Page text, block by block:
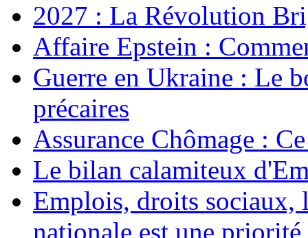
2027 : La Révolution
Affaire Epstein :
Guerre en Ukraine : Le
précaires
Assurance Chômage :
Le bilan calamiteux
Emplois, droits sociaux,
nationale est une